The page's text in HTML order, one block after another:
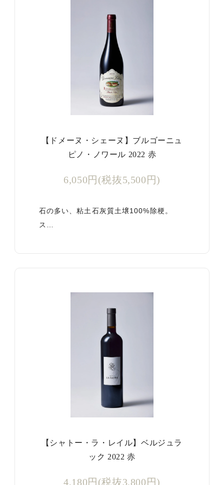
【ドメーヌ・シェーヌ】ブルゴーニュ
ピノ・ノワール 2022 赤
6,050円(税抜5,500円)
石の多い、粘土石灰質土壌100%除梗。
ス…
【シャトー・ラ・レイル】ベルジュラ
ック 2022 赤
4,180円(税抜3,800円)